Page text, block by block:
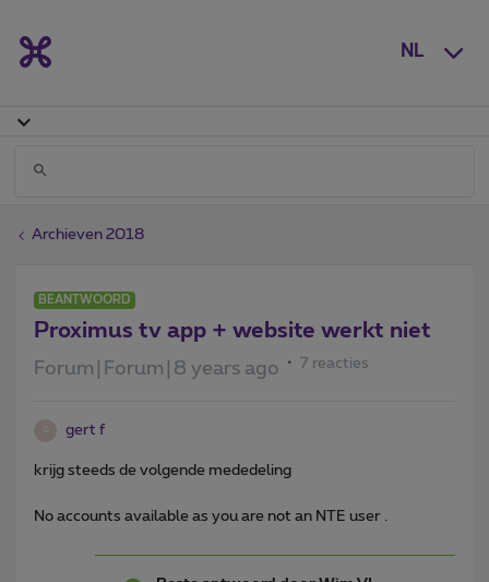
NL
Archieven 2018
BEANTWOORD
Proximus tv app + website werkt niet
Forum|Forum|8 years ago 7 reacties
gert f
krijg steeds de volgende mededeling
No accounts available as you are not an NTE user .